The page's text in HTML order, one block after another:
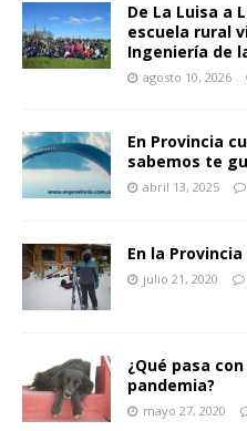
De La Luisa a
escuela rural
Ingeniería de
agosto 10, 2026
En Provincia
sabemos te
abril 13, 2025
En la
julio 21, 2020
¿Qué pasa
pandemia?
mayo 27, 2020